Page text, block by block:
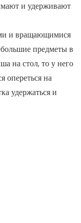
и удерживают
и вращающимися
предметы в
на стол, то у него
опереться на
удержаться и